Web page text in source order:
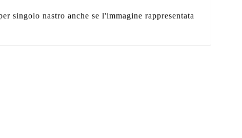
singolo nastro anche se l'immagine rappresentata